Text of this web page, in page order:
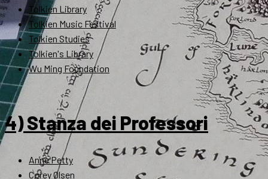
Tolkien Library
Tolkien Music Festival
Tolkien Studies
Tolkien's Library
Wu Ming Foundation
4) Stanza dei Professori
Anne Petty
Corey Olsen